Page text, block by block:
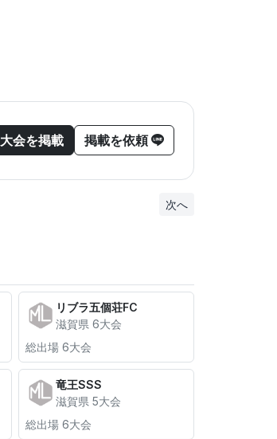
大会を掲載 掲載を依頼
次へ
リブラ五個荘FC
滋賀県 6大会
総出場 6大会
竜王SSS
滋賀県 5大会
総出場 6大会